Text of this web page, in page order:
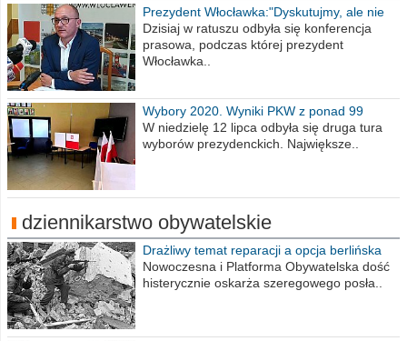
Prezydent Włocławka:"Dyskutujmy, ale nie
obrażajmy się”
Dzisiaj w ratuszu odbyła się konferencja
prasowa, podczas której prezydent
Włocławka..
Wybory 2020. Wyniki PKW z ponad 99
procent obwodów
W niedzielę 12 lipca odbyła się druga tura
wyborów prezydenckich. Największe..
dziennikarstwo obywatelskie
Drażliwy temat reparacji a opcja berlińska
Nowoczesna i Platforma Obywatelska dość
histerycznie oskarża szeregowego posła..